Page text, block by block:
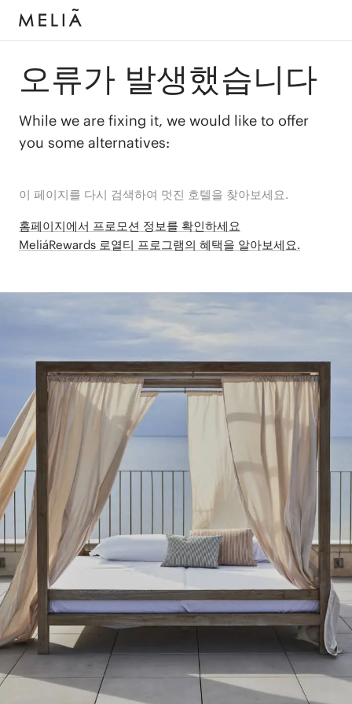
오류가 발생했습니다
While we are fixing it, we would like to offer
you some alternatives:
이 페이지를 다시 검색하여 멋진 호텔을 찾아보세요.
홈페이지에서 프로모션 정보를 확인하세요
MeliáRewards 로열티 프로그램의 혜택을 알아보세요.